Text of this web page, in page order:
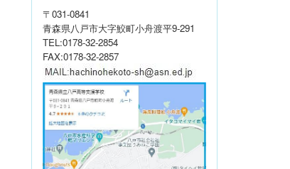
〒031-0841
青森県八戸市大字鮫町小舟渡平9-291
TEL:0178-32-2854
FAX:0178-32-2857